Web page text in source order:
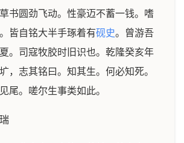
书圆劲飞动。性豪迈不蓄一钱。嗜
皆自铭大半手琢着有砚史。曾游吾
。司寇牧胶时旧识也。乾隆癸亥年
，志其铭曰。知其生。何必知死。
尾。嗟尔生事类如此。